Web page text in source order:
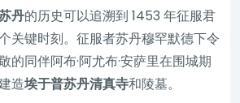
丹的历史可以追溯到 1453 年征服君
关键时刻。征服者苏丹穆罕默德下令
的同伴阿布·阿尤布·安萨里在围城期
造埃于普苏丹清真寺和陵墓。